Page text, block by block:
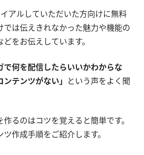
アルしていただいた方向けに無料
では伝えきれなかった魅力や機能の
をお伝えしています。
で何を配信したらいいかわからな
テンツがない」
という声をよく聞
作るのはコツを覚えると簡単です。
作成手順をご紹介します。